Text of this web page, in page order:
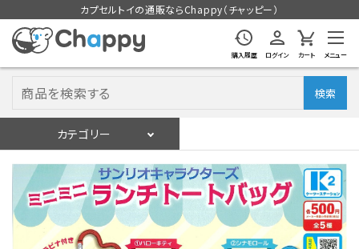
カプセルトイの通販ならChappy（チャッピー）
購入履歴 ログイン カート メニュー
検索
カテゴリー
ログイン 会員登録
入荷スケジュールをチェック